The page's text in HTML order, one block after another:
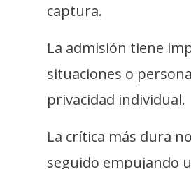
captura.
La admisión tiene
situaciones o
privacidad individual.
La crítica más dura
seguido empujando